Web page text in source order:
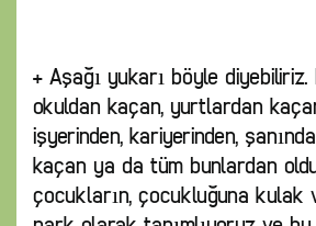
+ Aşağı yukarı böyle
okuldan kaçan, yurtlardan
işyerinden, kariyerinden,
kaçan ya da tüm bunlardan
çocukların, çocukluğuna